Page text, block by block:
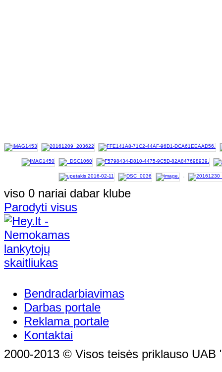
viso 0 nariai dabar klube
Parodyti visus
Bendradarbiavimas
Darbas portale
Reklama portale
Kontaktai
2000-2013 © Visos teisės priklauso UAB